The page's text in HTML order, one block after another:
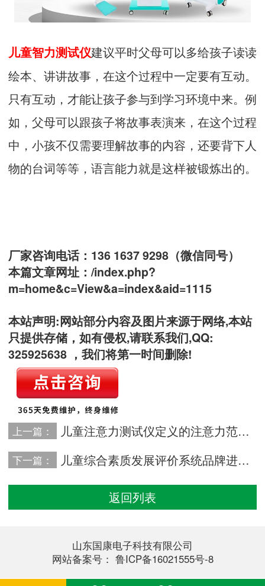
儿童智力测试仪建议平时父母可以多给孩子读读
绘本、讲讲故事，在这个过程中一定要有互动。
只有互动，才能让孩子参与到学习环境中来。例
如，父母可以跟孩子将故事表演来，在这个过程
中，小孩不仅需要理解故事的内容，还要背下人
物的台词等等，语言能力就是这样被锻炼出的。
厂家咨询电话：136 1637 9298（微信同号）
本篇文章网址： /index.php?
m=home&c=View&a=index&aid=1115
本站声明:网站部分内容及图片来源于网络,本站
只提供存储，如有侵权,请联系我们,QQ:
325925638 ，我们将第一时间删除!
上一篇： 儿童注意力测试仪定义的注意力范畴可能与你认为的大不一样
下一篇： 儿童综合素质发展评价系统品牌进行科学准确抑郁测试摆脱亚健康
返回列表
山东国康电子科技有限公司
网站备案号： 鲁ICP备16021555号-8